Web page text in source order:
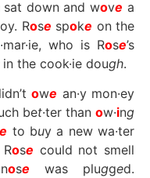
sat down and wove a
Rose spoke on the
·mar·ie, who is Rose’s
in the cook·ie dough.
owe an·y mon·ey
bet·ter thanow·ing
e to buy a new wa·ter
ose could not smell
ose was plugged.